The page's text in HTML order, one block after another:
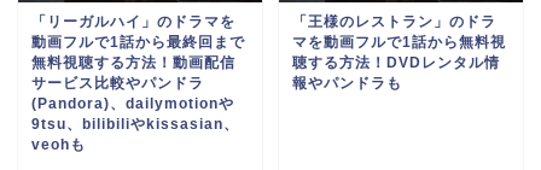
「リーガルハイ」のドラマを
動画フルで1話から最終回まで
無料視聴する方法！動画配信
サービス比較やパンドラ
(Pandora)、dailymotionや
9tsu、bilibiliやkissasian、
veohも
「王様のレストラン」のドラ
マを動画フルで1話から無料視
聴する方法！DVDレンタル情
報やパンドラも